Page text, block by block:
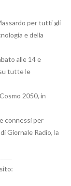
per tutti gli
e della
alle 14 e
tutte le
2050, in
connessi per
Giornale Radio, la